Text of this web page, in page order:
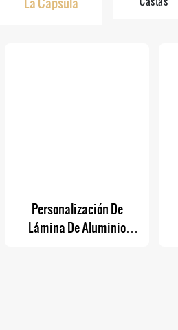
Personalización De
Lámina De Aluminio